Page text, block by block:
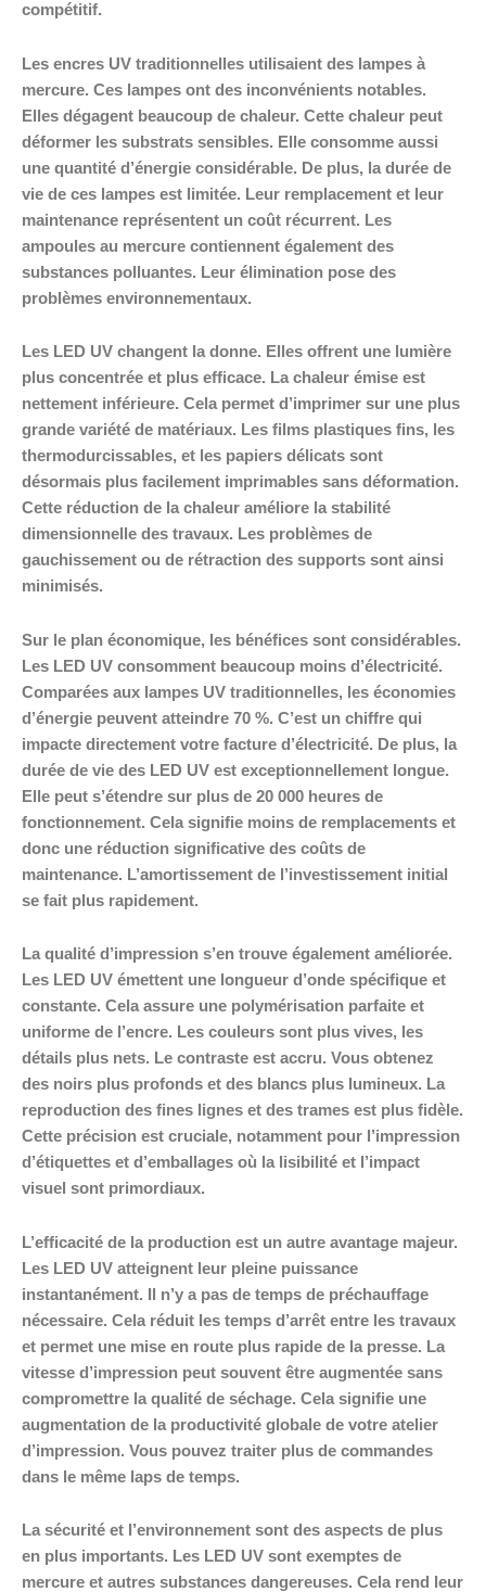
compétitif.
Les encres UV traditionnelles utilisaient des lampes à
mercure. Ces lampes ont des inconvénients notables.
Elles dégagent beaucoup de chaleur. Cette chaleur peut
déformer les substrats sensibles. Elle consomme aussi
une quantité d’énergie considérable. De plus, la durée de
vie de ces lampes est limitée. Leur remplacement et leur
maintenance représentent un coût récurrent. Les
ampoules au mercure contiennent également des
substances polluantes. Leur élimination pose des
problèmes environnementaux.
Les LED UV changent la donne. Elles offrent une lumière
plus concentrée et plus efficace. La chaleur émise est
nettement inférieure. Cela permet d’imprimer sur une plus
grande variété de matériaux. Les films plastiques fins, les
thermodurcissables, et les papiers délicats sont
désormais plus facilement imprimables sans déformation.
Cette réduction de la chaleur améliore la stabilité
dimensionnelle des travaux. Les problèmes de
gauchissement ou de rétraction des supports sont ainsi
minimisés.
Sur le plan économique, les bénéfices sont considérables.
Les LED UV consomment beaucoup moins d’électricité.
Comparées aux lampes UV traditionnelles, les économies
d’énergie peuvent atteindre 70 %. C’est un chiffre qui
impacte directement votre facture d’électricité. De plus, la
durée de vie des LED UV est exceptionnellement longue.
Elle peut s’étendre sur plus de 20 000 heures de
fonctionnement. Cela signifie moins de remplacements et
donc une réduction significative des coûts de
maintenance. L’amortissement de l’investissement initial
se fait plus rapidement.
La qualité d’impression s’en trouve également améliorée.
Les LED UV émettent une longueur d’onde spécifique et
constante. Cela assure une polymérisation parfaite et
uniforme de l’encre. Les couleurs sont plus vives, les
détails plus nets. Le contraste est accru. Vous obtenez
des noirs plus profonds et des blancs plus lumineux. La
reproduction des fines lignes et des trames est plus fidèle.
Cette précision est cruciale, notamment pour l’impression
d’étiquettes et d’emballages où la lisibilité et l’impact
visuel sont primordiaux.
L’efficacité de la production est un autre avantage majeur.
Les LED UV atteignent leur pleine puissance
instantanément. Il n’y a pas de temps de préchauffage
nécessaire. Cela réduit les temps d’arrêt entre les travaux
et permet une mise en route plus rapide de la presse. La
vitesse d’impression peut souvent être augmentée sans
compromettre la qualité de séchage. Cela signifie une
augmentation de la productivité globale de votre atelier
d’impression. Vous pouvez traiter plus de commandes
dans le même laps de temps.
La sécurité et l’environnement sont des aspects de plus
en plus importants. Les LED UV sont exemptes de
mercure et autres substances dangereuses. Cela rend leur